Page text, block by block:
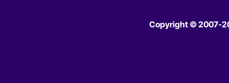
Copyright © 2007-